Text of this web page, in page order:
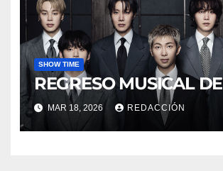
SHOW TIME
REGRESO MUSICAL
MAR 18, 2026 REDACCIÓN